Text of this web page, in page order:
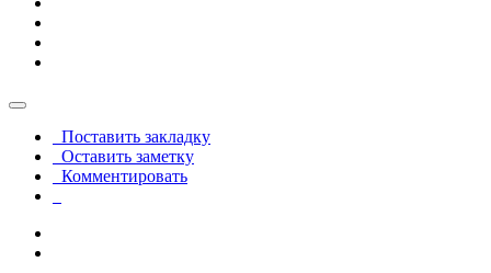
Поставить закладку
Оставить заметку
Комментировать